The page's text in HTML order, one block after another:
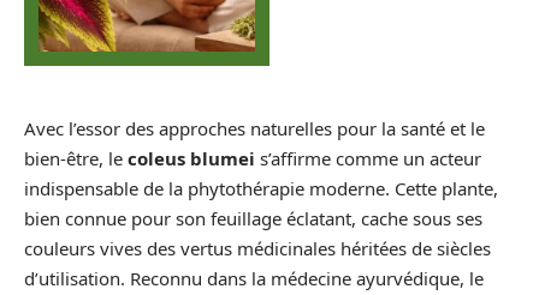
Avec l’essor des approches naturelles pour la santé et le
bien-être, le coleus blumei s’affirme comme un acteur
indispensable de la phytothérapie moderne. Cette plante,
bien connue pour son feuillage éclatant, cache sous ses
couleurs vives des vertus médicinales héritées de siècles
d’utilisation. Reconnu dans la médecine ayurvédique, le